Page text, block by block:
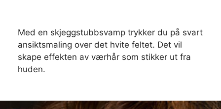
Med en skjeggstubbsvamp trykker du på svart
ansiktsmaling over det hvite feltet. Det vil
skape effekten av værhår som stikker ut fra
huden.